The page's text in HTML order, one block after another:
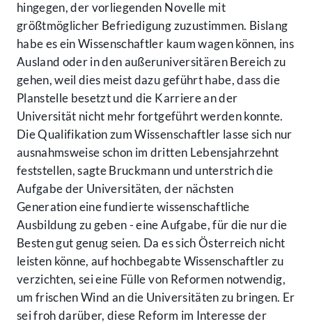
hingegen, der vorliegenden Novelle mit
größtmöglicher Befriedigung zuzustimmen. Bislang
habe es ein Wissenschaftler kaum wagen können, ins
Ausland oder in den außeruniversitären Bereich zu
gehen, weil dies meist dazu geführt habe, dass die
Planstelle besetzt und die Karriere an der
Universität nicht mehr fortgeführt werden konnte.
Die Qualifikation zum Wissenschaftler lasse sich nur
ausnahmsweise schon im dritten Lebensjahrzehnt
feststellen, sagte Bruckmann und unterstrich die
Aufgabe der Universitäten, der nächsten
Generation eine fundierte wissenschaftliche
Ausbildung zu geben - eine Aufgabe, für die nur die
Besten gut genug seien. Da es sich Österreich nicht
leisten könne, auf hochbegabte Wissenschaftler zu
verzichten, sei eine Fülle von Reformen notwendig,
um frischen Wind an die Universitäten zu bringen. Er
sei froh darüber, diese Reform im Interesse der